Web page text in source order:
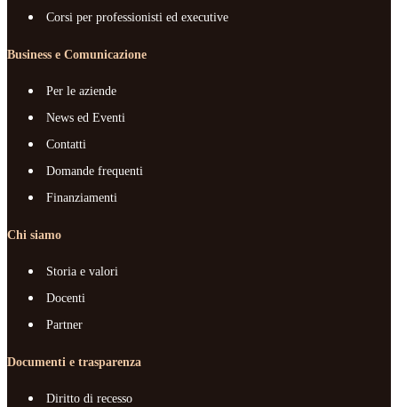
Corsi per professionisti ed executive
Business e Comunicazione
Per le aziende
News ed Eventi
Contatti
Domande frequenti
Finanziamenti
Chi siamo
Storia e valori
Docenti
Partner
Documenti e trasparenza
Diritto di recesso